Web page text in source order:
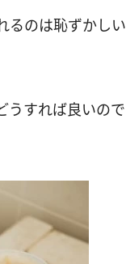
るのは恥ずかしい
うすれば良いので